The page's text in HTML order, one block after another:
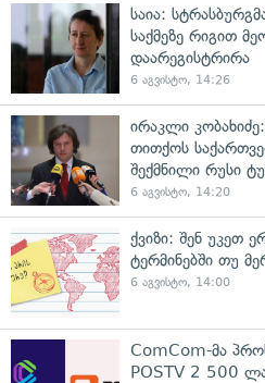
საია:
საქმეზე რიგით
დაარეგისტრირა
6 აგვისტო, 14:26
ირაკლი
თითქოს
შექმნილი რუსი
6 აგვისტო, 14:20
ქვიზი: შენ უკეთ
ტერმინებში თუ
6 აგვისტო, 14:00
ComCom-მა
POSTV 2 500